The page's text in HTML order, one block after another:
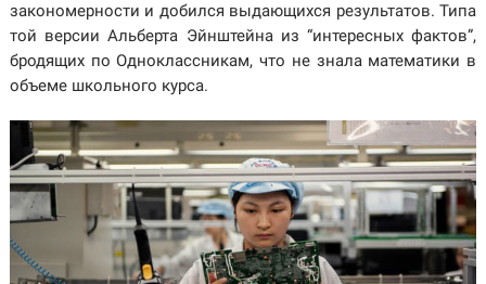
закономерности и добился выдающихся результатов. Типа
той версии Альберта Эйнштейна из “интересных фактов”,
бродящих по Одноклассникам, что не знала математики в
объеме школьного курса.